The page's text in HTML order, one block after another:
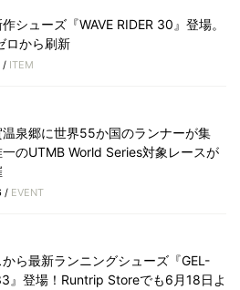
シューズ『WAVE RIDER 30』登場。
ロから刷新
/ ITEM
泉郷に世界55か国のランナーが集
のUTMB World Series対象レースが
/ EVENT
ら最新ランニングシューズ『GEL-
』登場！Runtrip Storeでも6月18日よ